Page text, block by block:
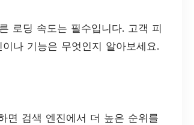
로딩 속도는 필수입니다. 고객 피
나 기능은 무엇인지 알아보세요.
면 검색 엔진에서 더 높은 순위를